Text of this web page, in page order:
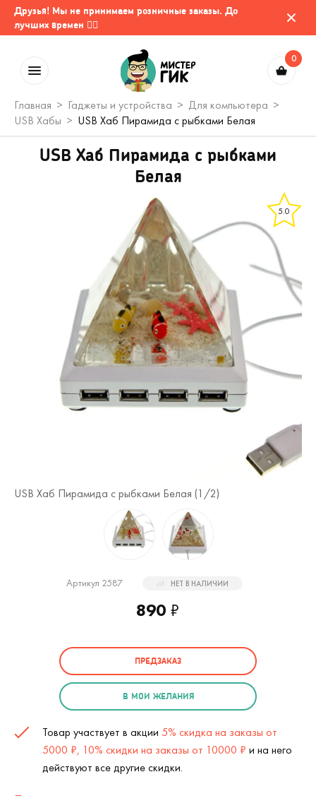
Друзья! Мы не принимаем розничные заказы. До
лучших времен 🤷‍♂️
0
Главная Гаджеты и устройства
Для компьютера
USB Хабы
USB Хаб Пирамида с рыбками Белая
USB Хаб Пирамида с рыбками
Белая
5.0
USB Хаб Пирамида с рыбками Белая (1 /2)
Артикул 2587 НЕТ В НАЛИЧИИ
890 ₽
ПРЕДЗАКАЗ
В МОИ ЖЕЛАНИЯ
Товар участвует в акции 5% скидка на заказы от
5000 ₽, 10% скидки на заказы от 10000 ₽ и на него
действуют все другие скидки.